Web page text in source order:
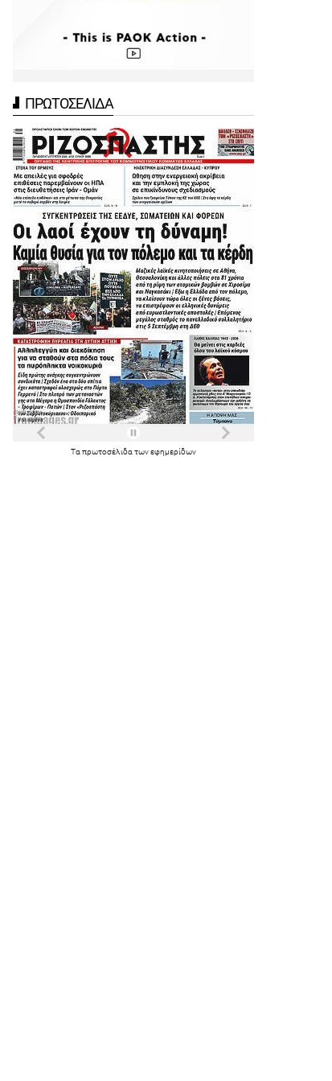
ΠΡΩΤΟΣΕΛΙΔΑ
Τα πρωτοσέλιδα τωνεφημερίδων